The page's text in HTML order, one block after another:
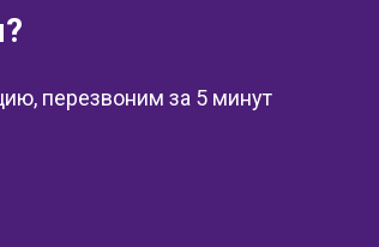
перезвоним за 5 минут